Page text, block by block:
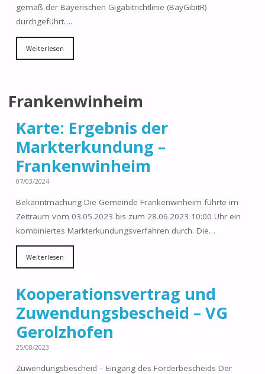
gemäß der Bayerischen Gigabitrichtlinie (BayGibitR)
durchgeführt….
Weiterlesen
Frankenwinheim
Karte: Ergebnis der
Markterkundung –
Frankenwinheim
07/03/2024
Bekanntmachung Die Gemeinde Frankenwinheim führte im
Zeitraum vom 03.05.2023 bis zum 28.06.2023 10:00 Uhr ein
kombiniertes Markterkundungsverfahren durch. Die…
Weiterlesen
Kooperationsvertrag und
Zuwendungsbescheid – VG
Gerolzhofen
25/08/2023
Zuwendungsbescheid – Eingang des Förderbescheids Der